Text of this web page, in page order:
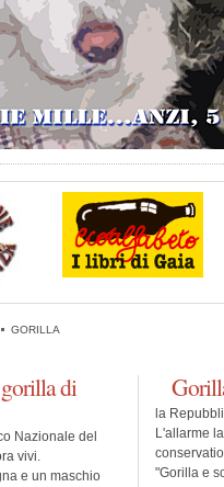
GORILLA
di
Nazionale del
vivi.
e un maschio
la
L'allarme
"Gorilla e